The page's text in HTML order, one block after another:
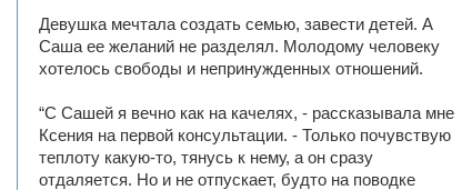
Девушка мечтала создать семью, завести детей. А
Саша ее желаний не разделял. Молодому человеку
хотелось свободы и непринужденных отношений.
“С Сашей я вечно как на качелях, - рассказывала мне
Ксения на первой консультации. - Только почувствую
теплоту какую-то, тянусь к нему, а он сразу
отдаляется. Но и не отпускает, будто на поводке